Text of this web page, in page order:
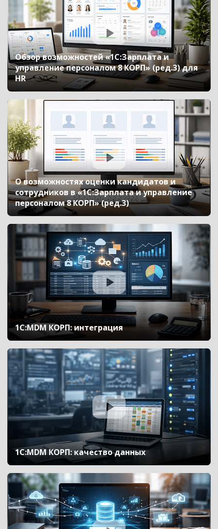
Обзор возможностей «1С:Зарплата и
управление персоналом 8 КОРП» (ред.3) для
HR
О возможностях оценки кандидатов и
сотрудников в «1С:Зарплата и управление
персоналом 8 КОРП» (ред.3)
1С:MDM КОРП: интеграция
1С:MDM КОРП: качество данных